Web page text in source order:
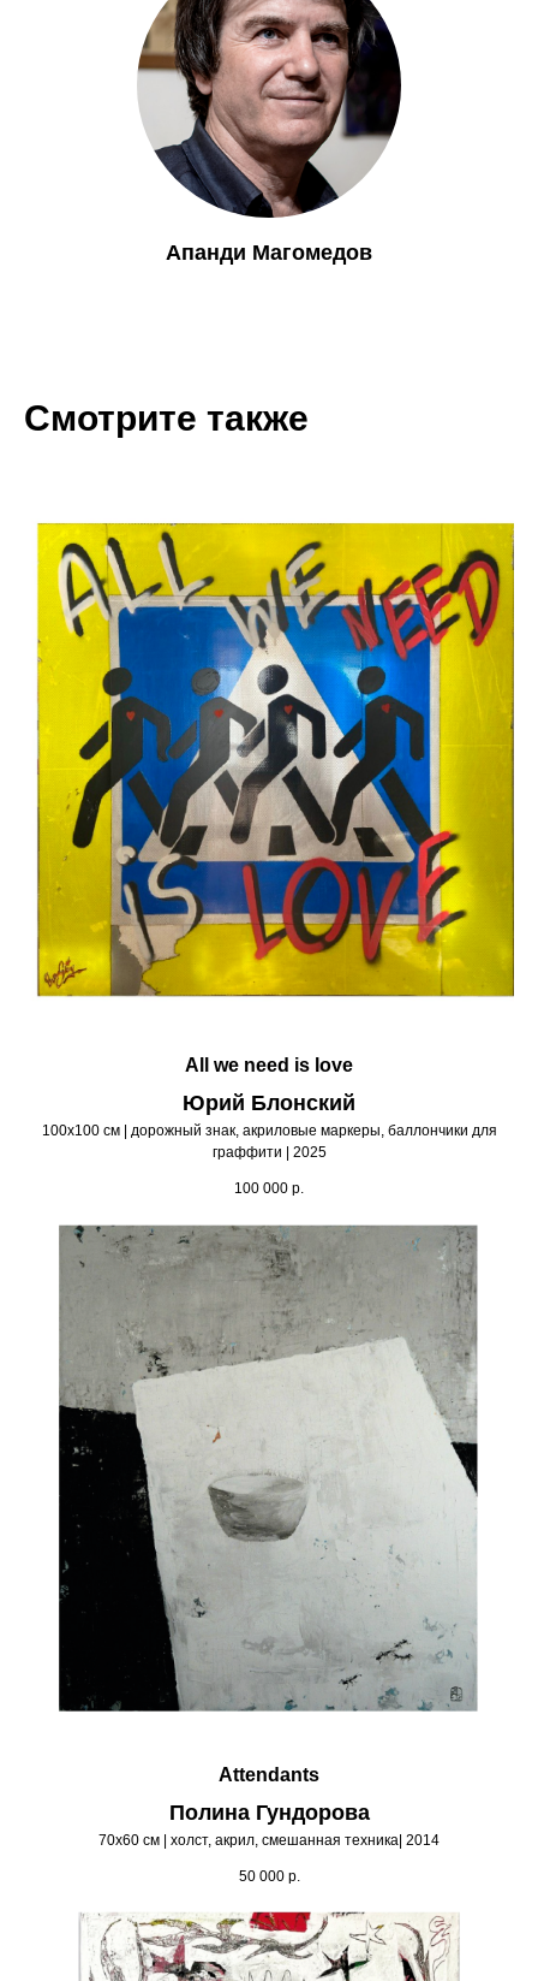
Апанди Магомедов
Смотрите также
All we need is love
Юрий Блонский
100х100 см | дорожный знак, акриловые маркеры, баллончики для
граффити | 2025
100 000 р.
Attendants
Полина Гундорова
70х60 см | холст, акрил, смешанная техника| 2014
50 000 р.